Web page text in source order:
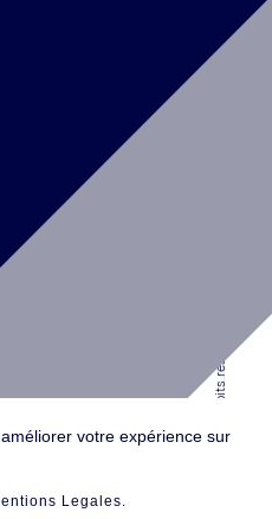
Floor
© 2016 Antefixe, Tous droits réservés.
votre expérience sur
Legales